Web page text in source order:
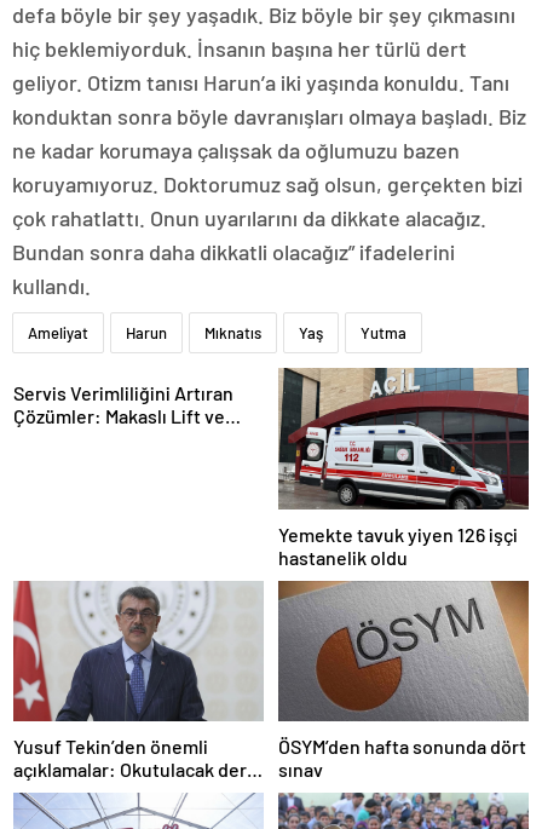
defa böyle bir şey yaşadık. Biz böyle bir şey çıkmasını
hiç beklemiyorduk. İnsanın başına her türlü dert
geliyor. Otizm tanısı Harun’a iki yaşında konuldu. Tanı
konduktan sonra böyle davranışları olmaya başladı. Biz
ne kadar korumaya çalışsak da oğlumuzu bazen
koruyamıyoruz. Doktorumuz sağ olsun, gerçekten bizi
çok rahatlattı. Onun uyarılarını da dikkate alacağız.
Bundan sonra daha dikkatli olacağız” ifadelerini
kullandı.
Ameliyat Harun Mıknatıs Yaş Yutma
Servis Verimliliğini Artıran
Çözümler: Makaslı Lift ve
Yemekte tavuk yiyen 126 işçi
hastanelik oldu
Yusuf Tekin’den önemli
açıklamalar: Okutulacak dersi
kalmamış öğretmene branş
değişikliği masada
ÖSYM’den hafta sonunda dört
sınav